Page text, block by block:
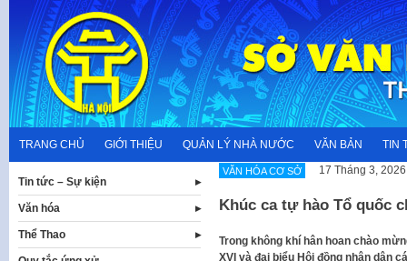
content
TRANG CHỦ GIỚI THIỆU QUẢN LÝ NHÀ NƯỚC VĂN BẢN TIN
VĂN HÓA CƠ SỞ 17 Tháng 3, 2026
Khúc ca tự hào Tổ quốc
Trong không khí hân hoan chào
XVI và đại biểu Hội đồng nhân dân
Tin tức – Sự kiện
Văn hóa
Thể Thao